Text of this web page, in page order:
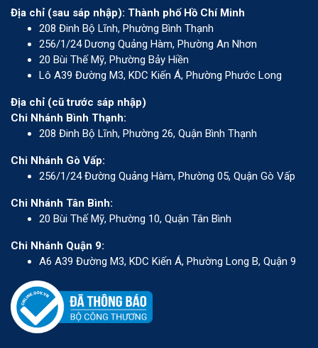
Địa chỉ (sau sáp nhập): Thành phố Hồ Chí Minh
208 Đinh Bộ Lĩnh, Phường Bình Thạnh
256/1/24 Dương Quảng Hàm, Phường An Nhơn
20 Bùi Thế Mỹ, Phường Bảy Hiền
Lô A39 Đường M3, KDC Kiến Á, Phường Phước Long
Địa chỉ (cũ trước sáp nhập)
Chi Nhánh Bình Thạnh:
208 Đinh Bộ Lĩnh, Phường 26, Quận Bình Thạnh
Chi Nhánh Gò Vấp:
256/1/24 Đường Quảng Hàm, Phường 05, Quận Gò Vấp
Chi Nhánh Tân Bình:
20 Bùi Thế Mỹ, Phường 10, Quận Tân Bình
Chi Nhánh Quận 9:
A6 A39 Đường M3, KDC Kiến Á, Phường Long B, Quận 9